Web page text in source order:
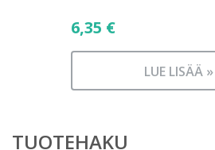
6,35 €
LUE LISÄÄ »
TUOTEHAKU